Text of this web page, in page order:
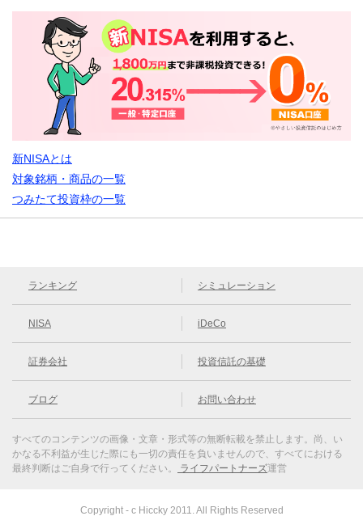
新NISAとは
対象銘柄・商品の一覧
つみたて投資枠の一覧
ランキング シミュレーション
NISA iDeCo
証券会社 投資信託の基礎
ブログ お問い合わせ
すべてのコンテンツの画像・文章・形式等の無断転載を禁止します。 尚、い
かなる不利益が生じた際にも一切の責任を負いませんので、すべてにおける
最終判断はご自身で行ってください。
ライフパートナーズ運営
Copyright - c Hiccky 2011. All Rights Reserved